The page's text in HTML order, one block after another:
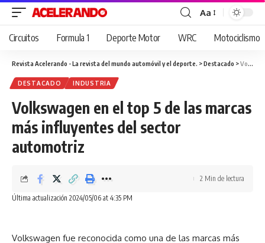
Cambiar
tamaño
fuente
Aa
Circuitos Formula 1 Deporte Motor WRC Motociclismo
Revista Acelerando - La revista del mundo automóvil y el deporte. >Destacado >Volkswagen en el top 5 de las marcas más influyentes del sector automotriz
DESTACADO INDUSTRIA
Volkswagen en el top 5 de las marcas
más influyentes del sector
automotriz
Última actualización 2024/05/06 at 4:35 PM
2 Min de lectura
Volkswagen fue reconocida como una de las marcas más